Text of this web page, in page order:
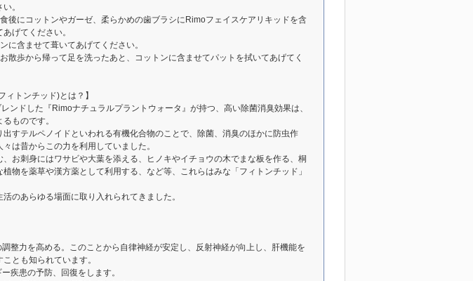
。
後にコットンやガーゼ、柔らかめの歯ブラシにRimoフェイスケアリキッドを含
げてください。
に含ませて葺いてあげてください。
散歩から帰って足を洗ったあと、コットンに含ませてパットを拭いてあげてく
ィトンチッド)とは？】
ンドした『Rimoナチュラルプラントウォータ』が持つ、高い除菌消臭効果は、
ものです。
すテルペノイドといわれる有機化合物のことで、除菌、消臭のほかに防虫作
は昔からこの力を利用していました。
お刺身にはワサビや大葉を添える、ヒノキやイチョウの木でまな板を作る、桐
物を薬草や漢方薬として利用する、など等、これらはみな「フィトンチッド」
活のあらゆる場面に取り入れられてきました。
整力を高める。このことから自律神経が安定し、反射神経が向上し、肝機能を
とも知られています。
疾患の予防、回復をします。